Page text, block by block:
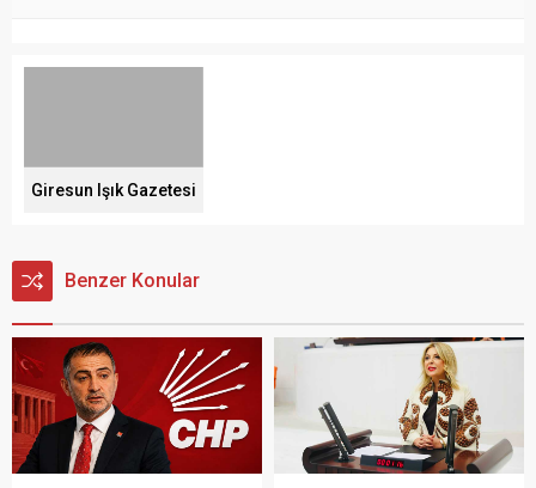
Giresun Işık Gazetesi
Benzer Konular